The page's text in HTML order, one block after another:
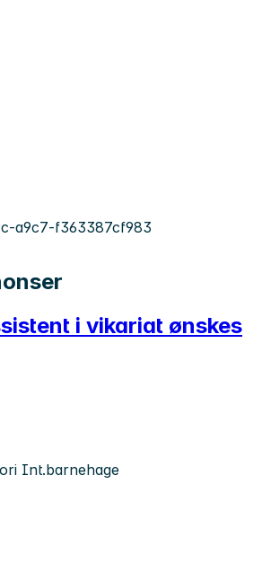
a9c7-f363387cf983
i vikariat ønskes
Int.barnehage